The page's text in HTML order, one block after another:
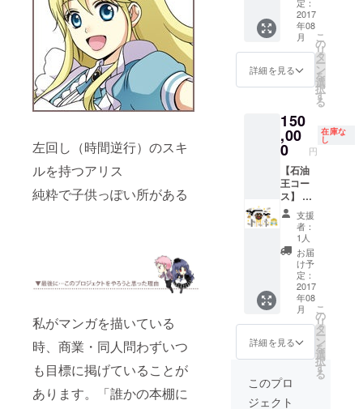
左回し（時間逆行）のスキ
ルを持つアリス
純粋で子供っぽい所がある
私がマンガを描いている
時、商業・同人問わずいつ
も目標に掲げていることが
あります。「誰かの本棚に
定後改
めて支
援者全
員から
見学希
望者を
より抽
選に
なった
場合優
先的に
ご招待
しま
す。 ※
見学会
はおま
けであ
りコー
ス価格
には含
まれま
せん。
雨天や
日程の
になっ
た場合
も返金
ト）に
来られ
る方の
み。交
通費は
自身で
ご負担
しま
す。 ・
アルバ
イト代
・お昼
ご飯代
・夜の
打ち上
げご飯
の３点
はＰｅ
ｒｉｃ
ｏの方
で負担
します!!
（ボ
リュー
ム、内
容は応
相談）
・制作
中実際
プロッ
トノー
ト、
ネーム
・Ａ～G
の中か
ら希望
のコー
ス１
セット
定：
2017
年08
月
詳細を見る
こ
の
リ
タ
ー
ン
を
選
択
す
る
150
,00
0 円
在庫な
し
【石油
王コー
ス】 ・
単行本
書き下
ろしで
石油王
役とし
てオ
デット
ちゃん
と共演
する権
利 ・
Perico
にイラ
ストを
発注す
る権利
支援
者：
1人
お届
け予
定：
2017
年08
月
詳細を見る
こ
の
リ
タ
ー
ン
を
選
択
す
る
このプロ
ジェクト